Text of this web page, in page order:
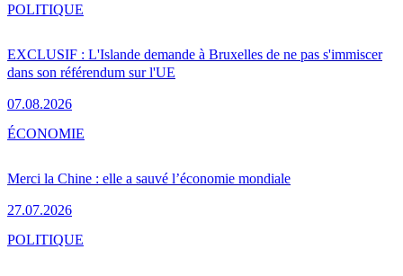
EXCLUSIF : L'Islande demande à Bruxelles de ne pas s'immiscer
dans son référendum sur l'UE
07.08.2026
POLITIQUE
Merci la Chine : elle a sauvé l’économie mondiale
27.07.2026
ÉCONOMIE
POLITIQUE